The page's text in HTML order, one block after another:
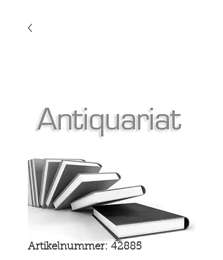
Artikelnummer: 42885